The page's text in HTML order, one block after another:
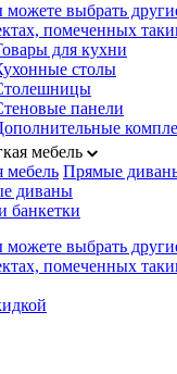
выбрать
помеченных
для кухни
столы
панели
мебель
мебель Прямые
диваны
банкетки
выбрать
помеченных